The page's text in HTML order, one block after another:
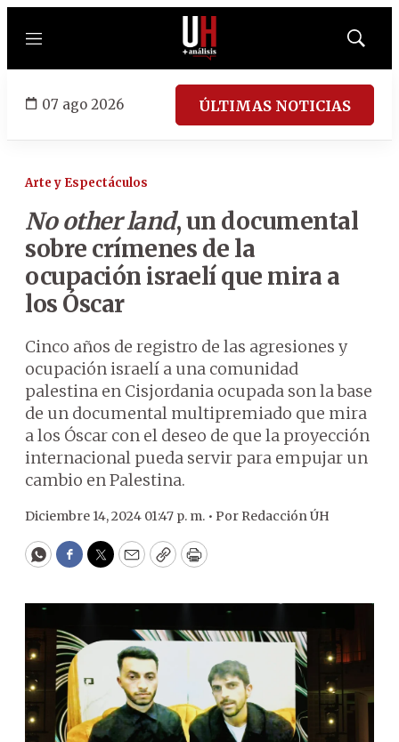
Menú
Mostrar
07 ago 2026 ÚLTIMAS NOTICIAS
Arte y Espectáculos
No other land, un documental
sobre crímenes de la
ocupación israelí que mira a
los Óscar
Cinco años de registro de las agresiones y
ocupación israelí a una comunidad
palestina en Cisjordania ocupada son la base
de un documental multipremiado que mira
a los Óscar con el deseo de que la proyección
internacional pueda servir para empujar un
cambio en Palestina.
Diciembre 14, 2024 01:47 p. m. • Por Redacción ÚH
WhatsApp
Facebook
Twitter
EmailCopyPrint